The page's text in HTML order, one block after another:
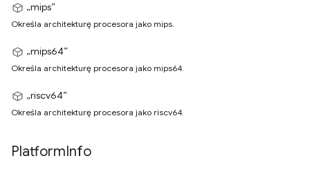
„mips”
Określa architekturę procesora jako mips.
„mips64”
Określa architekturę procesora jako mips64.
„riscv64”
Określa architekturę procesora jako riscv64.
PlatformInfo